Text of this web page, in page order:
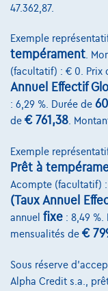
47.362,87.
Exemple
tempérament.
(facultatif) : € 0. Prix
Annuel Effectif
: 6,29 %. Durée de
de € 761,38.
Exemple
Prêt à
Acompte (facultatif)
(Taux Annuel
annuel fixe : 8,49 %.
mensualités de €
Sous réserve
Alpha Credit s.a.,
Assurance auto
Leasing
Sur Nous
Devenez client
Qui nous sommes
Charte de qualité
Nos dealers
Notre équipe